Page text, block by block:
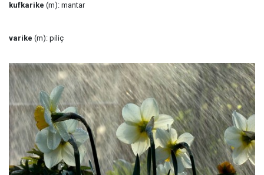
kufkarike (m): mantar
varike (m): piliç